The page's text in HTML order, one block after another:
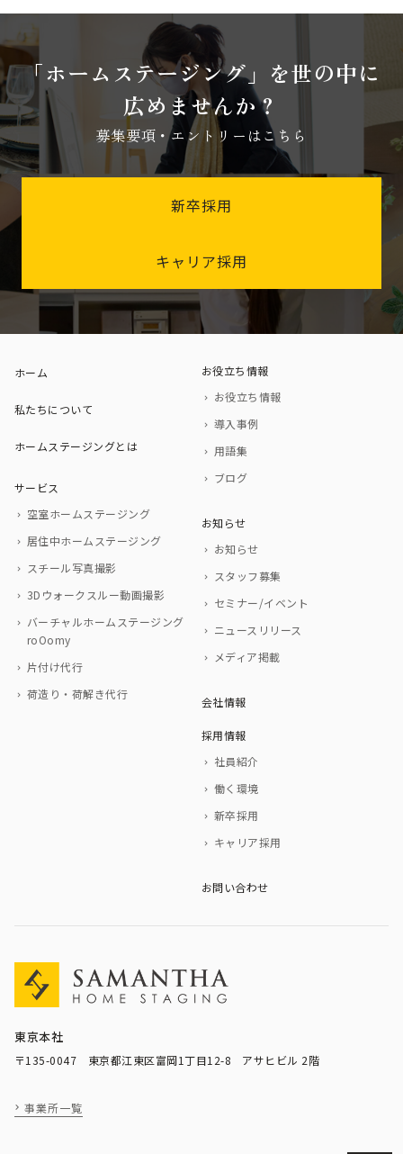
「ホームステージング」を世の中に
広めませんか？
募集要項・エントリーはこちら
新卒採用
キャリア採用
東京本社
〒135-0047 東京都江東区富岡1丁目12-8 アサヒビル 2階
事業所一覧
ホーム
私たちについて
ホームステージングとは
サービス
空室ホームステージング
居住中ホームステージング
スチール写真撮影
3Dウォークスルー動画撮影
バーチャルホームステージング
roOomy
片付け代行
荷造り・荷解き代行
お役立ち情報
お役立ち情報
導入事例
用語集
ブログ
お知らせ
お知らせ
スタッフ募集
セミナー/イベント
ニュースリリース
メディア掲載
会社情報
採用情報
社員紹介
働く環境
新卒採用
キャリア採用
お問い合わせ